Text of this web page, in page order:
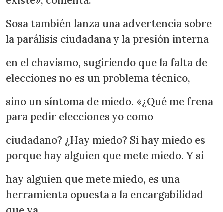
Sosa también lanza una advertencia sobre
la parálisis ciudadana y la presión interna
en el chavismo, sugiriendo que la falta de
elecciones no es un problema técnico,
sino un síntoma de miedo. «¿Qué me frena
para pedir elecciones yo como
ciudadano? ¿Hay miedo? Si hay miedo es
porque hay alguien que mete miedo. Y si
hay alguien que mete miedo, es una
herramienta opuesta a la encargabilidad